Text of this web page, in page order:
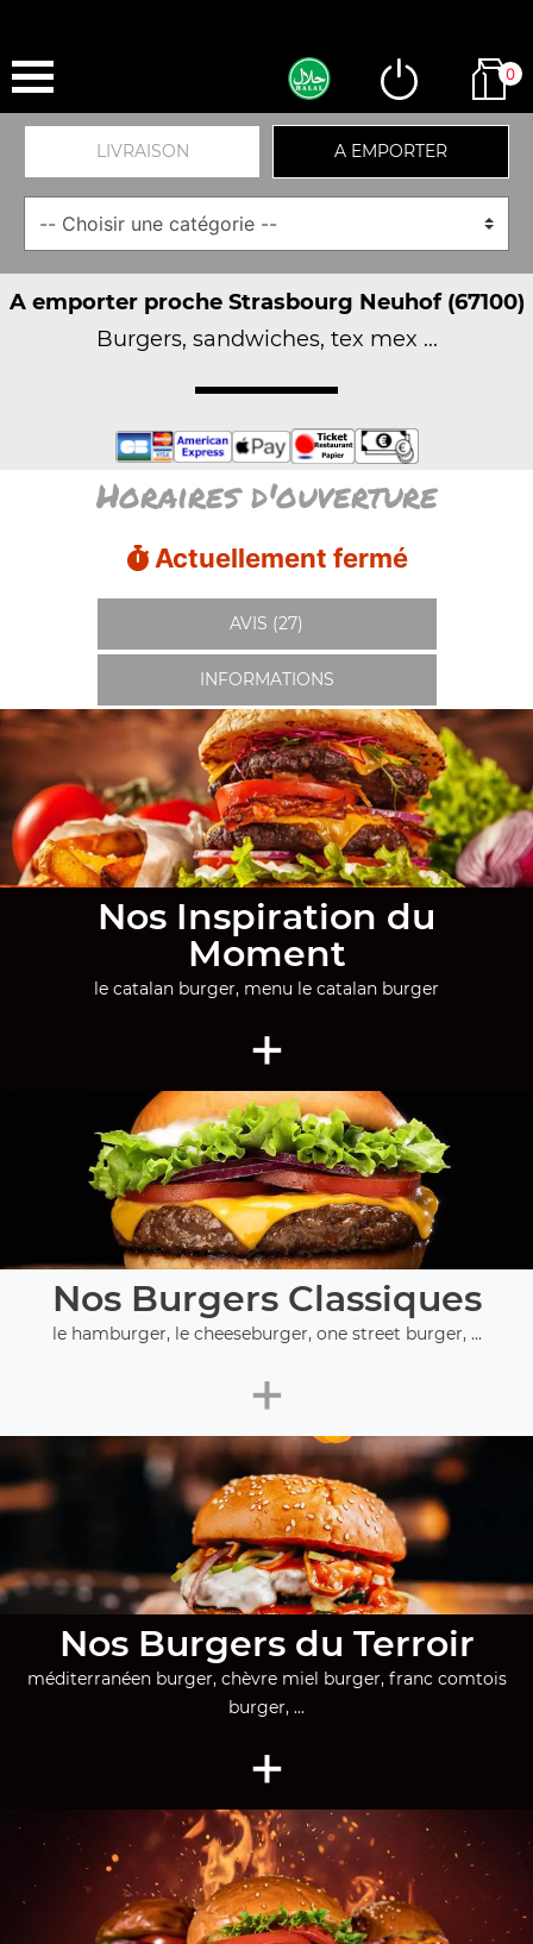
0
LIVRAISON A EMPORTER
A emporter proche Strasbourg Neuhof (67100)
Burgers, sandwiches, tex mex ...
Horaires d'ouverture
Actuellement fermé
AVIS (27)
INFORMATIONS
Nos Inspiration du
Moment
le catalan burger, menu le catalan burger
+
Nos Burgers Classiques
le hamburger, le cheeseburger, one street burger, ...
+
Nos Burgers du Terroir
méditerranéen burger, chèvre miel burger, franc comtois
burger, ...
+